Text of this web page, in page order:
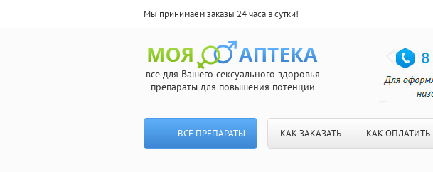
Мы принимаем заказы 24 часа в сутки!
все для Вашего сексуального здоровья
препараты для повышения потенции
ВСЕ ПРЕПАРАТЫ КАК ЗАКАЗАТЬ КАК ОПЛАТИТЬ